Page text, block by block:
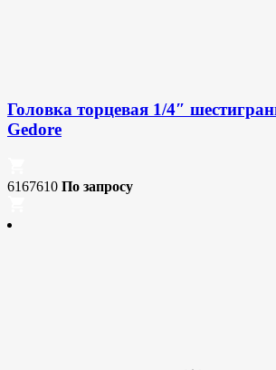
Головка торцевая 1/4″
Gedore
6167610 По запросу